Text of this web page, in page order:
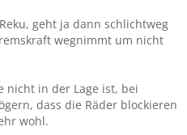
geht ja dann schlichtweg
wegnimmt um nicht
nicht in der Lage ist, bei
dass die Räder blockieren
wohl.